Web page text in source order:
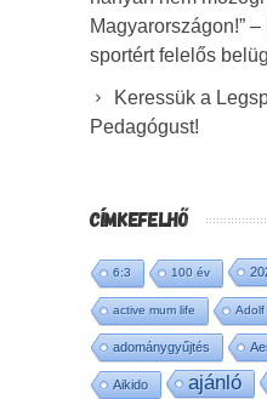
Magyarországon!”
sportért felelős
Keressük a
Pedagógust!
CÍMKEFELHŐ
6:3 100 év
active mum life Adolf
adománygyűjtés
Aikido ajánló